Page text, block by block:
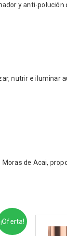
y anti-polución
nutrir e iluminar
de Acai,
¡Oferta!